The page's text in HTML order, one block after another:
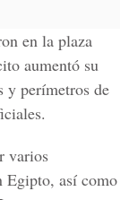
en la plaza
aumentó su
y perímetros de
varios
Egipto, así como